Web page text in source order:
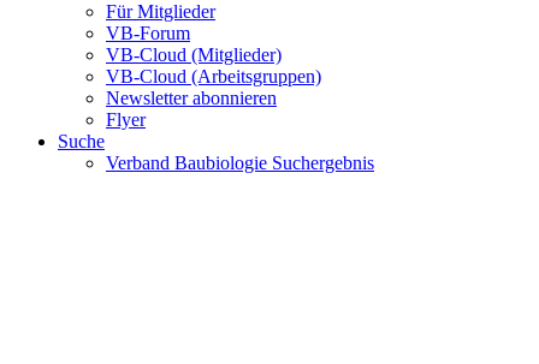
Für Mitglieder
VB-Forum
VB-Cloud (Mitglieder)
VB-Cloud (Arbeitsgruppen)
Newsletter abonnieren
Flyer
Suche
Verband Baubiologie Suchergebnis